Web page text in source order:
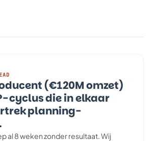
(€120M omzet)
cyclus die in elkaar
planning-
al 8 weken zonder resultaat. Wij